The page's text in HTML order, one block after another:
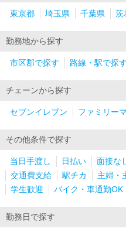
東京都 埼玉県 千葉県 茨
勤務地から探す
市区郡で探す 路線・駅で探す
チェーンから探す
セブンイレブン ファミリー
その他条件で探す
当日手渡し 日払い 面接な
交通費支給
駅チカ 主婦・
学生歓迎
バイク・車通勤OK
勤務日で探す